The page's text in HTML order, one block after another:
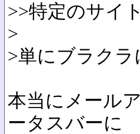
>>特定のサイ
>
>単にブラク
本当にメール
ータスバーに